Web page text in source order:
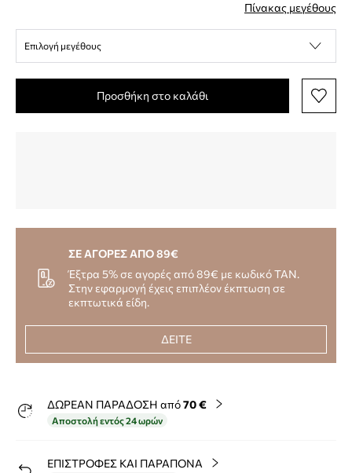
Πίνακας μεγέθους
Επιλογή μεγέθους
Προσθήκη στο καλάθι
ΣΕ ΑΓΟΡΕΣ ΑΠΟ 89€
Έξτρα 5% σε αγορές από 89€ με κωδικό TAN.
Στην εφαρμογή έχεις επιπλέον έκπτωση σε
εκπτωτικά είδη.
ΔΕΙΤΕ
ΔΩΡΕΑΝ ΠΑΡΑΔΟΣΗ από70 €
Αποστολή εντός 24 ωρών
ΕΠΙΣΤΡΟΦΕΣ ΚΑΙ ΠΑΡΑΠΟΝΑ